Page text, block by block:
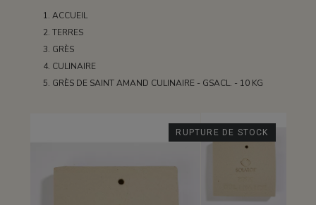
ACCUEIL
TERRES
GRÈS
CULINAIRE
GRÈS DE SAINT AMAND CULINAIRE - GSACL. - 10 KG
RUPTURE DE STOCK